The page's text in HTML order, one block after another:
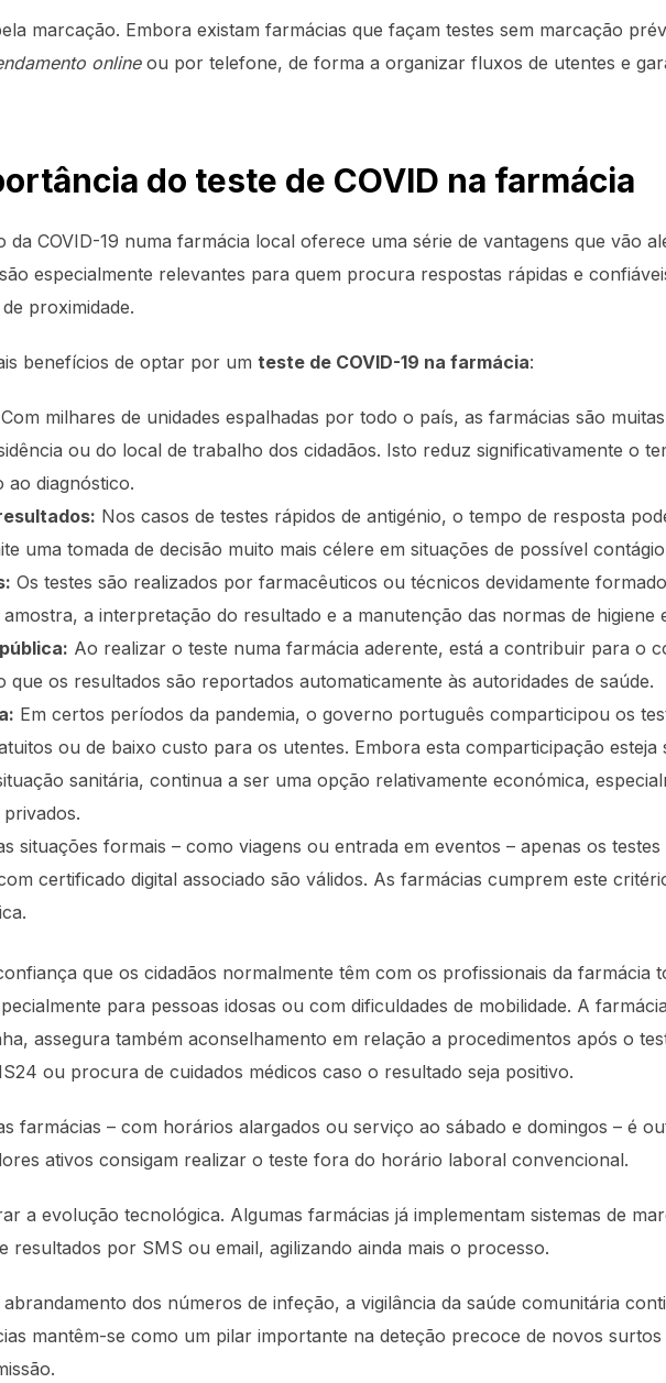
marcação. Embora existam farmácias que façam testes sem marcação
onlineou por telefone, de forma a organizar fluxos de utentes e
do teste de COVID na farmácia
da COVID-19 numa farmácia local oferece uma série de vantagens que vão
especialmente relevantes para quem procura respostas rápidas e
proximidade.
benefícios de optar por um teste de COVID-19 na farmácia:
Com milhares de unidades espalhadas por todo o país, as farmácias são
ou do local de trabalho dos cidadãos. Isto reduz significativamente o
ao diagnóstico.
Nos casos de testes rápidos de antigénio, o tempo de resposta
uma tomada de decisão muito mais célere em situações de possível
Os testes são realizados por farmacêuticos ou técnicos devidamente
a interpretação do resultado e a manutenção das normas de higiene
Ao realizar o teste numa farmácia aderente, está a contribuir para o
que os resultados são reportados automaticamente às autoridades de saúde.
Em certos períodos da pandemia, o governo português comparticipou os
ou de baixo custo para os utentes. Embora esta comparticipação esteja
sanitária, continua a ser uma opção relativamente económica,
situações formais – como viagens ou entrada em eventos – apenas os testes
certificado digital associado são válidos. As farmácias cumprem este
que os cidadãos normalmente têm com os profissionais da farmácia
para pessoas idosas ou com dificuldades de mobilidade. A
assegura também aconselhamento em relação a procedimentos após o
ou procura de cuidados médicos caso o resultado seja positivo.
farmácias – com horários alargados ou serviço ao sábado e domingos – é
ativos consigam realizar o teste fora do horário laboral convencional.
a evolução tecnológica. Algumas farmácias já implementam sistemas de
resultados por SMS ou email, agilizando ainda mais o processo.
dos números de infeção, a vigilância da saúde comunitária
mantêm-se como um pilar importante na deteção precoce de novos surtos